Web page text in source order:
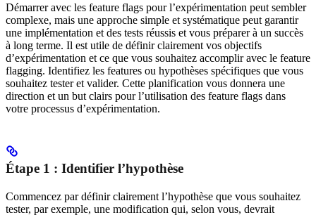
Démarrer avec les feature flags pour l’expérimentation peut sembler
complexe, mais une approche simple et systématique peut garantir
une implémentation et des tests réussis et vous préparer à un succès
à long terme. Il est utile de définir clairement vos objectifs
d’expérimentation et ce que vous souhaitez accomplir avec le feature
flagging. Identifiez les features ou hypothèses spécifiques que vous
souhaitez tester et valider. Cette planification vous donnera une
direction et un but clairs pour l’utilisation des feature flags dans
votre processus d’expérimentation.
Étape 1 : Identifier l’hypothèse
Commencez par définir clairement l’hypothèse que vous souhaitez
tester, par exemple, une modification qui, selon vous, devrait